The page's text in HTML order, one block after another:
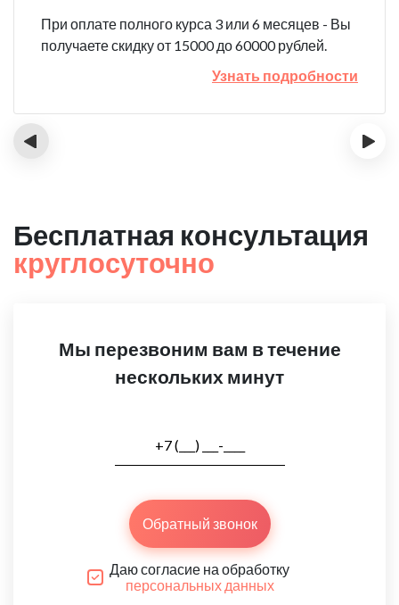
При оплате полного курса 3 или 6 месяцев - Вы
получаете скидку от 15000 до 60000 рублей.
Узнать подробности
‹ ›
Бесплатная консультация
круглосуточно
Мы перезвоним вам в течение
нескольких минут
Обратный звонок
Даю согласие на обработку
персональных данных